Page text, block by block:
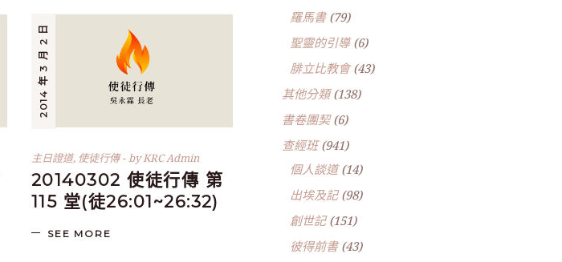
2014 年 3 月 2 日
主日證道, 使徒行傳 byKRC Admin
20140302 使徒行傳 第
115 堂(徒26:01~26:32)
SEE MORE
羅馬書(79)
聖靈的引導(6)
腓立比教會(43)
其他分類(138)
書卷團契(6)
查經班(941)
個人談道(14)
出埃及記(98)
創世記(151)
彼得前書(43)